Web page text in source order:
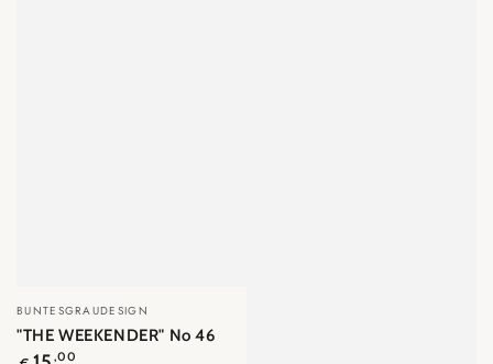
Verkäufer/in:
BUNTESGRAUDESIGN
"THE WEEKENDER" No 46
Regulärer
,00